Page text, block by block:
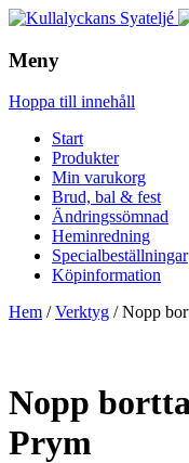
Meny
Hoppa till innehåll
Start
Produkter
Min varukorg
Brud, bal & fest
Ändringssömnad
Heminredning
Specialbeställningar
Köpinformation
Hem /Verktyg / Nopp
Nopp
Prym